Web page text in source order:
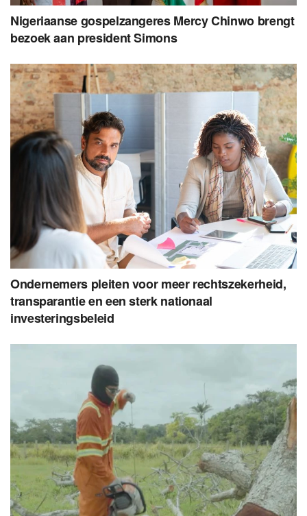
Nigeriaanse gospelzangeres Mercy Chinwo brengt
bezoek aan president Simons
Ondernemers pleiten voor meer rechtszekerheid,
transparantie en een sterk nationaal
investeringsbeleid